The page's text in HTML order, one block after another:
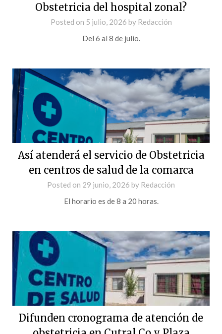
Obstetricia del hospital zonal?
Posted on 5 julio, 2026 by Redacción
Del 6 al 8 de julio.
Así atenderá el servicio de Obstetricia
en centros de salud de la comarca
Posted on 29 junio, 2026 by Redacción
El horario es de 8 a 20 horas.
Difunden cronograma de atención de